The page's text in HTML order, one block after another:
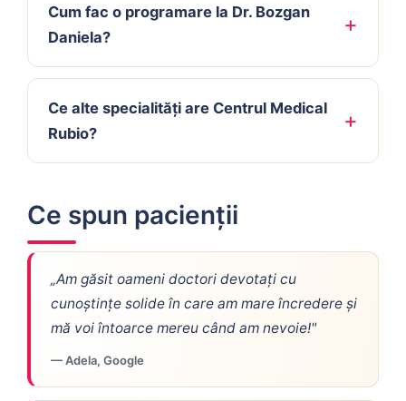
Cum fac o programare la Dr. Bozgan
Daniela?
Ce alte specialități are Centrul Medical
Rubio?
Ce spun pacienții
„Am găsit oameni doctori devotați cu
cunoștințe solide în care am mare încredere și
mă voi întoarce mereu când am nevoie!"
— Adela, Google